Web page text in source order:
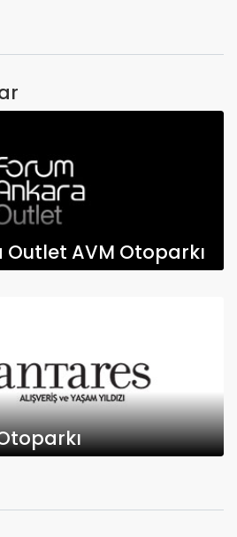
AVM Otoparkı